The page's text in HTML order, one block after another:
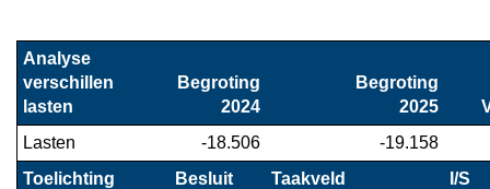
naar
navigatie
Financieel
overzicht
programma
Analyse
verschillen
lasten
Begroting
2024
Begroting
2025
Lasten
-18.506
-19.158
Toelichting
Besluit Taakveld I/S